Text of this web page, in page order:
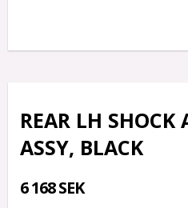
REAR LH SHOCK
ASSY, BLACK
6 168 SEK